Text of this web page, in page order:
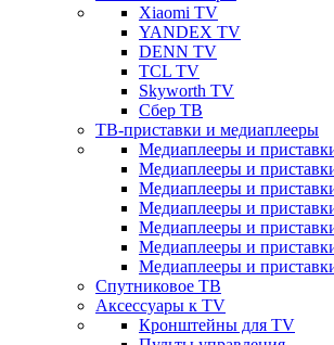
Xiaomi TV
YANDEX TV
DENN TV
TCL TV
Skyworth TV
Сбер ТВ
ТВ-приставки и медиаплееры
Медиаплееры и
Медиаплееры и
Медиаплееры и
Медиаплееры и
Медиаплееры и
Медиаплееры и
Медиаплееры и
Спутниковое ТВ
Аксессуары к TV
Кронштейны для TV